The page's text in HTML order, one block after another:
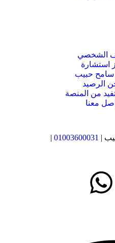
الشخصي
استشارة
سامح حبيب
الرصيد
من المنصة
معنا
|
01003600031
|